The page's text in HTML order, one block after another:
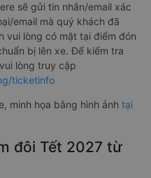
sẽ gửi tin nhắn/email xác
email mà quý khách đã
vui lòng có mặt tại điểm đón
bị lên xe. Để kiểm tra
lòng truy cập
ticketinfo
minh họa bằng hình ảnh tại
đôi Tết 2027 từ